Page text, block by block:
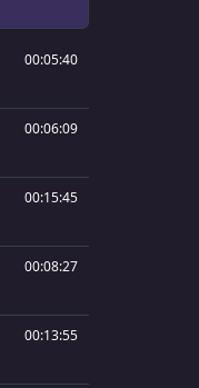
00:05:40
00:06:09
00:15:45
00:08:27
00:13:55